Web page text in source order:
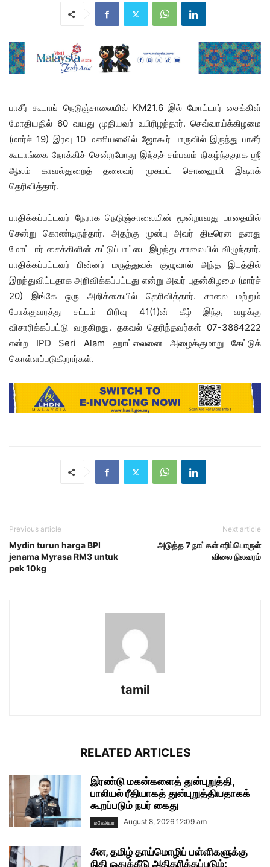
பாசீர் கூடாங் நெடுஞ்சாலையில் KM21.6 இல் மோட்டார் சைக்கிள்
மோதியதில் 60 வயது முதியவர் உயிரிழந்தார். செவ்வாய்க்கிழமை
(மார்ச் 19) இரவு 10 மணியளவில் ஜோகூர் பாருவில் இருந்து பாசீர்
கூடாங்கை நோக்கிச் சென்றபோது இந்தச் சம்பவம் நிகழ்ந்ததாக ஶ்ரீ
ஆலம் காவல்துறைத் தலைவர் முகமட் சொஹைமி இஷாக்
தெரிவித்தார்.
பாதிக்கப்பட்டவர் நேராக நெடுஞ்சாலையின் மூன்றாவது பாதையில்
சென்று கொண்டிருந்தார். அதற்கு முன்பு அவர் திடீரென தனது
மோட்டார் சைக்கிளின் கட்டுப்பாட்டை இழந்து சாலையில் விழுந்தார்.
பாதிக்கப்பட்டவர் பின்னர் மருத்துவக் குழுவால் அந்த இடத்தில்
இறந்துவிட்டதாக அறிவிக்கப்பட்டது என்று அவர் புதன்கிழமை (மார்ச்
20) இங்கே ஒரு அறிக்கையில் தெரிவித்தார். சாலை மற்றும்
போக்குவரத்து சட்டம் பிரிவு 41(1)ன் கீழ் இந்த வழக்கு
விசாரிக்கப்பட்டு வருகிறது. தகவல் தெரிந்தவர்கள் 07-3864222
என்ற IPD Seri Alam ஹாட்லைனை அழைக்குமாறு கேட்டுக்
கொள்ளப்படுகிறார்கள்.
Previous article
Mydin turun harga BPI
jenama Myrasa RM3 untuk
pek 10kg
Next article
அடுத்த 7 நாட்கள் எரிப்பொருள்
விலை நிலவரம்
tamil
RELATED ARTICLES
இரண்டு மகன்களைத் துன்புறுத்தி,
பாலியல் ரீதியாகத் துன்புறுத்தியதாகக்
கூறப்படும் நபர் கைது
மலேசியா August 8, 2026 12:09 am
சீன, தமிழ் தாய்மொழிப் பள்ளிகளுக்கு
நிதி ஒதுக்கீடு அதிகரிக்கப்படும்: